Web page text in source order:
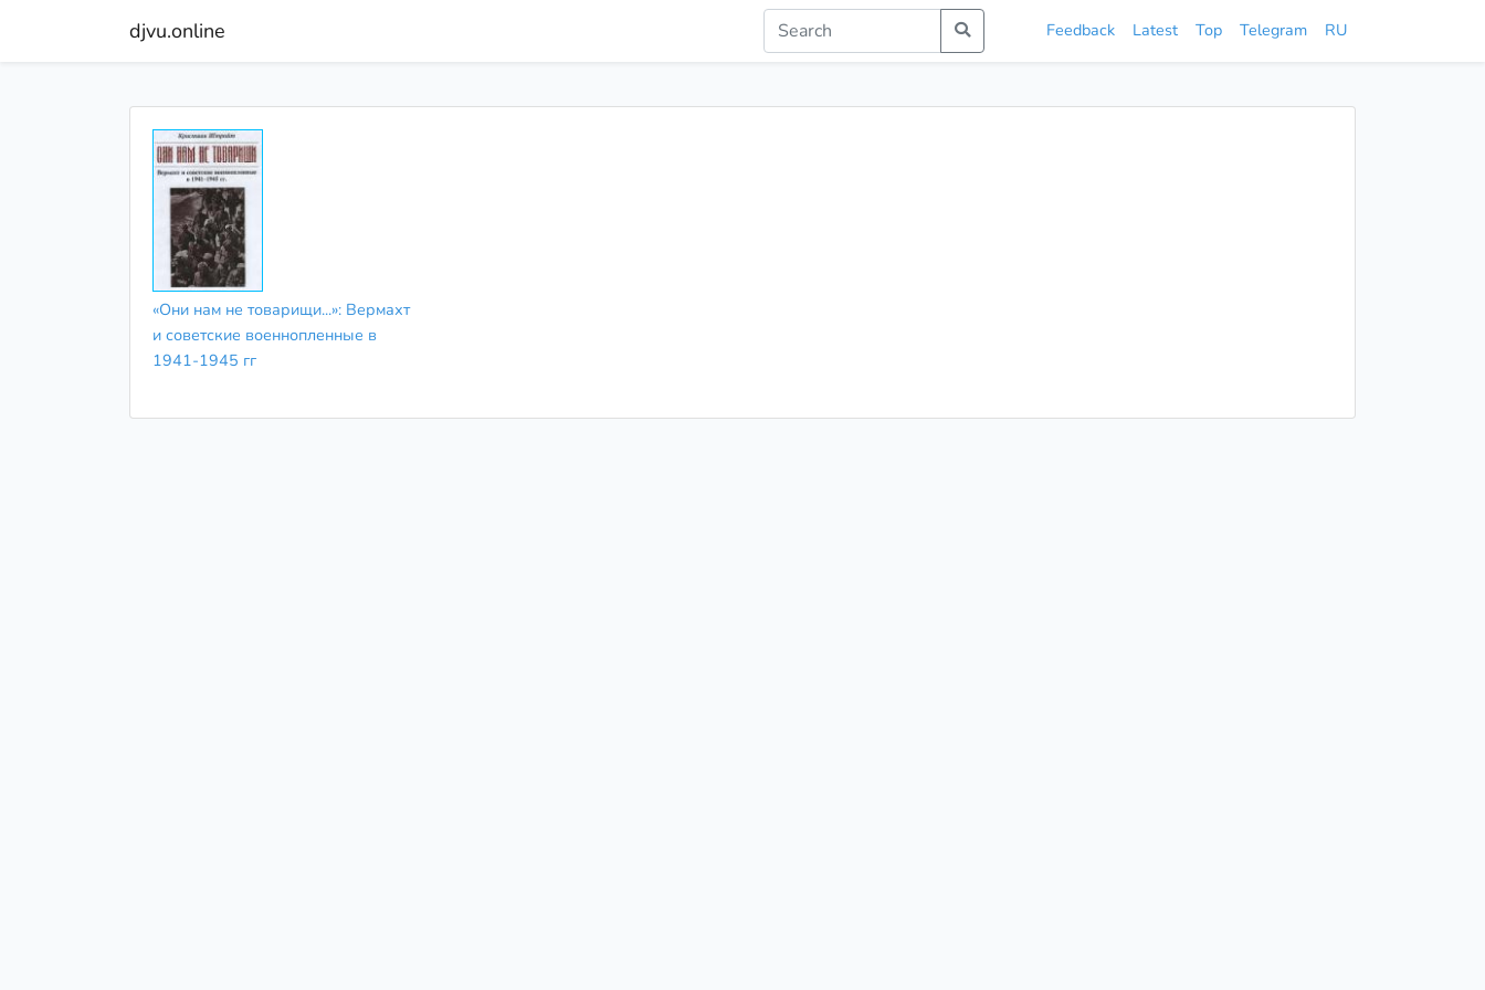
djvu.online Feedback Latest Top Telegram RU
«Они нам не товарищи...»: Вермахт
и советские военнопленные в
1941-1945 гг